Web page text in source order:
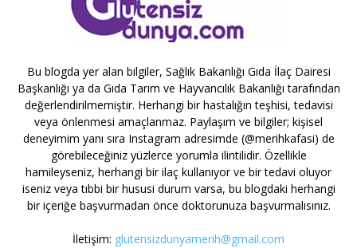
Bu blogda yer alan bilgiler, Sağlık Bakanlığı Gıda İlaç Dairesi
Başkanlığı ya da Gıda Tarım ve Hayvancılık Bakanlığı tarafından
değerlendirilmemiştir. Herhangi bir hastalığın teşhisi, tedavisi
veya önlenmesi amaçlanmaz. Paylaşım ve bilgiler; kişisel
deneyimim yanı sıra Instagram adresimde (@merihkafasi) de
görebileceğiniz yüzlerce yorumla ilintilidir. Özellikle
hamileyseniz, herhangi bir ilaç kullanıyor ve bir tedavi oluyor
iseniz veya tıbbi bir hususi durum varsa, bu blogdaki herhangi
bir içeriğe başvurmadan önce doktorunuza başvurmalısınız.
İletişim: glutensizdunyamerih@gmail.com